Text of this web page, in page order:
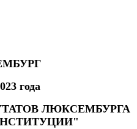
года
ЛЮКСЕМБУРГА